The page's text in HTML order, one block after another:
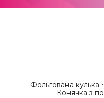
Фольгована
Конячка з